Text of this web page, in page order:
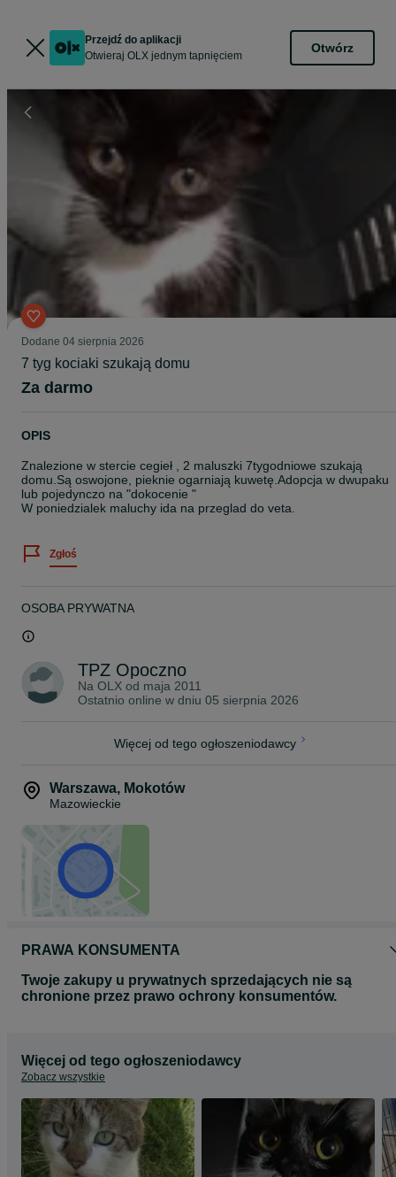
Przejdź do aplikacji
Otwieraj OLX jednym tapnięciem
Otwórz
Dodane 04 sierpnia 2026
7 tyg kociaki szukają domu
Za darmo
OPIS
Znalezione w stercie cegieł , 2 maluszki 7tygodniowe szukają
domu.Są oswojone, pieknie ogarniają kuwetę.Adopcja w dwupaku
lub pojedynczo na "dokocenie "
W poniedzialek maluchy ida na przeglad do veta.
Zgłoś
OSOBA PRYWATNA
TPZ Opoczno
Na OLX od maja 2011
Ostatnio online w dniu 05 sierpnia 2026
Więcej od tego ogłoszeniodawcy
Warszawa, Mokotów
Mazowieckie
PRAWA KONSUMENTA
Twoje zakupy u prywatnych sprzedających nie są
chronione przez prawo ochrony konsumentów.
Więcej od tego ogłoszeniodawcy
Zobacz wszystkie